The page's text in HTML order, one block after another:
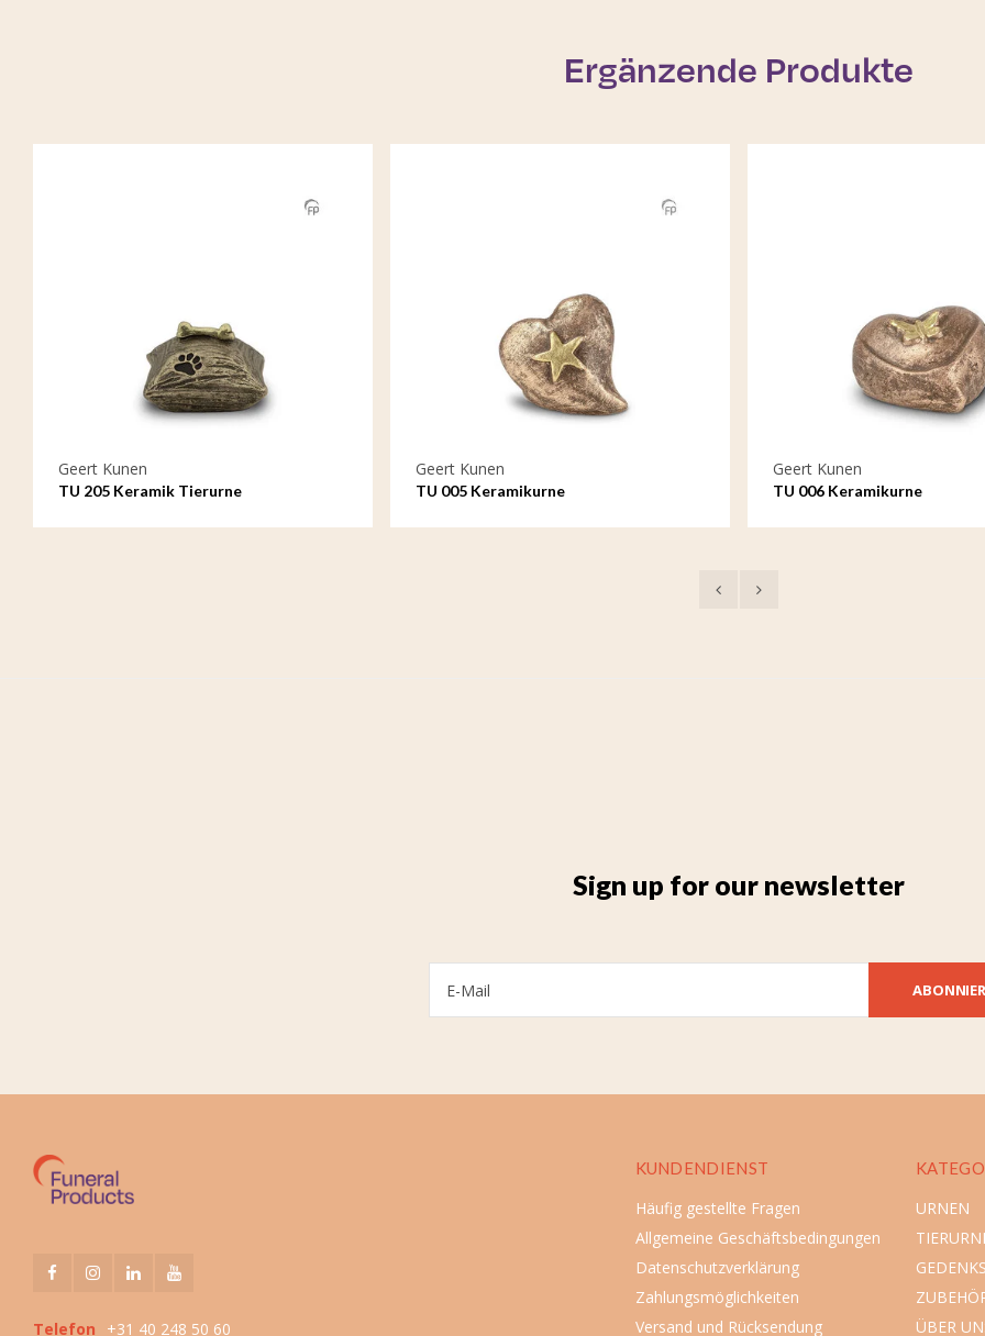
Ergänzende Produkte
Geert Kunen
TU 205 Keramik Tierurne
Geert Kunen
TU 005 Keramikurne
Geert Kunen
TU 006 Keramikurne
Sign up for our newsletter
Telefon +31 40 248 50 60
KUNDENDIENST
Häufig gestellte Fragen
Allgemeine Geschäftsbedingungen
Datenschutzverklärung
Zahlungsmöglichkeiten
Versand und Rücksendung
URNEN
ÜBER